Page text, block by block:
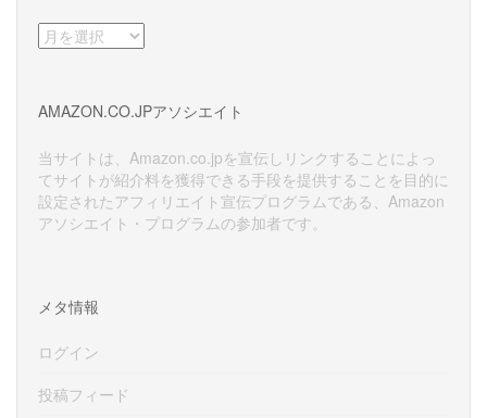
ア
ー
ブ
AMAZON.CO.JPアソシエイト
当サイトは、Amazon.co.jpを宣伝しリンクすることによっ
てサイトが紹介料を獲得できる手段を提供することを目的に
設定されたアフィリエイト宣伝プログラムである、Amazon
アソシエイト・プログラムの参加者です。
メタ情報
ログイン
投稿フィード